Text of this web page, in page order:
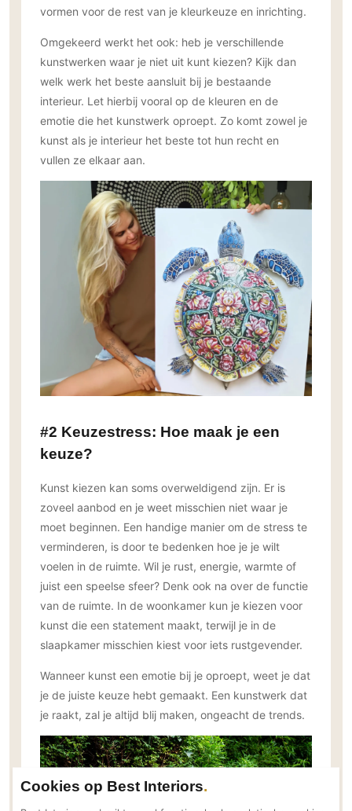
Meubelbeslag
Vloeren
Beton Ciré vloeren
PVC vloeren
Gietvloeren
Houten vloeren
Natuursteen en keramiek vloeren
Wandafwerking
Behang / Wandtextiel
Natuursteen en keramiek
Schilderwerk
Spuitwerk
Thuisbioscoop
Domotica
Mirror TV
Fitnessapparatuur
Overig
Aannemers Interieur
Akoestiek
Binnenzwembaden
Wellness
Wijnkelder en wijnkasten
vormen voor de rest van je kleurkeuze en inrichting.
Omgekeerd werkt het ook: heb je verschillende
kunstwerken waar je niet uit kunt kiezen? Kijk dan
welk werk het beste aansluit bij je bestaande
interieur. Let hierbij vooral op de kleuren en de
emotie die het kunstwerk oproept. Zo komt zowel je
kunst als je interieur het beste tot hun recht en
vullen ze elkaar aan.
#2 Keuzestress: Hoe maak je een
keuze?
Kunst kiezen kan soms overweldigend zijn. Er is
zoveel aanbod en je weet misschien niet waar je
moet beginnen. Een handige manier om de stress te
verminderen, is door te bedenken hoe je je wilt
voelen in de ruimte. Wil je rust, energie, warmte of
juist een speelse sfeer? Denk ook na over de functie
van de ruimte. In de woonkamer kun je kiezen voor
kunst die een statement maakt, terwijl je in de
slaapkamer misschien kiest voor iets rustgevender.
Wanneer kunst een emotie bij je oproept, weet je dat
je de juiste keuze hebt gemaakt. Een kunstwerk dat
je raakt, zal je altijd blij maken, ongeacht de trends.
Cookies op Best Interiors